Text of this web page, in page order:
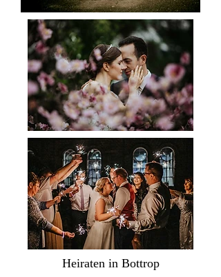
Heiraten in Bottrop